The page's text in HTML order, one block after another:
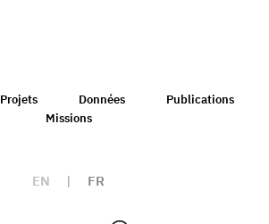
Projets Données
Publications
Missions
EN | FR